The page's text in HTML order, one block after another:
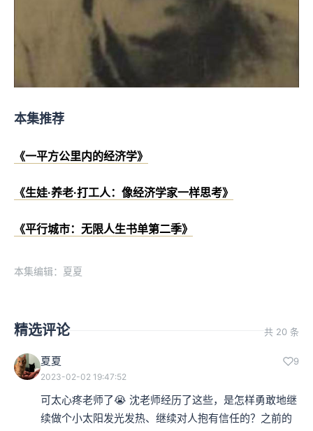
本集推荐
《一平方公里内的经济学》
《生娃·养老·打工人：像经济学家一样思考》
《平行城市：无限人生书单第二季》
本集编辑：夏夏
精选评论 共 20 条
夏夏 9
2023-02-02 19:47:52
可太心疼老师了😭 沈老师经历了这些，是怎样勇敢地继
续做个小太阳发光发热、继续对人抱有信任的？之前的